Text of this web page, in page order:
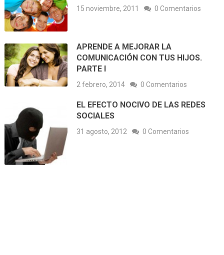
15 noviembre, 2011 0 Comentarios
APRENDE A MEJORAR LA
COMUNICACIÓN CON TUS HIJOS.
PARTE I
2 febrero, 2014 0 Comentarios
EL EFECTO NOCIVO DE LAS REDES
SOCIALES
31 agosto, 2012 0 Comentarios